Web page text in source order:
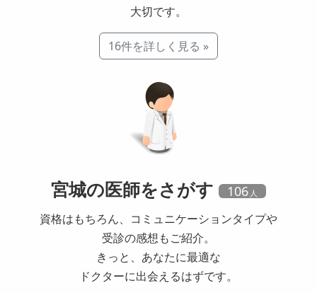
大切です。
16件を詳しく見る »
宮城の医師をさがす 106
資格はもちろん、コミュニケーションタイプや
受診の感想もご紹介。
きっと、あなたに最適な
ドクターに出会えるはずです。